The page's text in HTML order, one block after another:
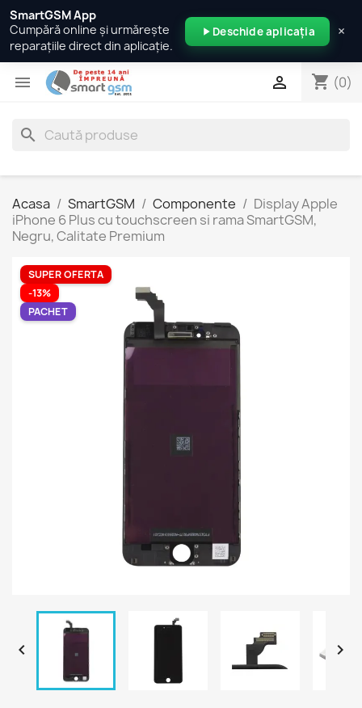
 shopping_cart (0)

search
Acasa SmartGSM Componente
Display Apple
iPhone 6 Plus cu touchscreen si rama SmartGSM,
Negru, Calitate Premium
SUPER OFERTA
-13%
PACHET
 
SmartGSM App
Cumpără online și urmărește
reparațiile direct din aplicație.
Deschide aplicația ×